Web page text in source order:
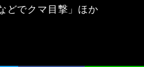
どでクマ目撃」ほか